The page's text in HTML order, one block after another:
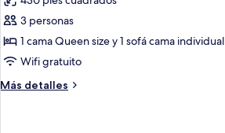
camas
individuales
de
Habitación
doble
1
3 personas
1 cama Queen size y 1 sofá cama
Wifi gratuito
Más detalles
Más